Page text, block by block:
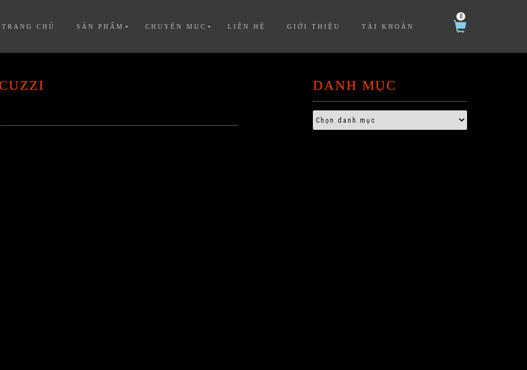
TRANG CHỦ SẢN PHẨM CHUYÊN MỤC LIÊN HỆ GIỚI THIỆU TÀI KHOẢN
0
DANH MỤC